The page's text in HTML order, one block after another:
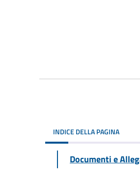
INDICE DELLA PAGINA
Documenti e